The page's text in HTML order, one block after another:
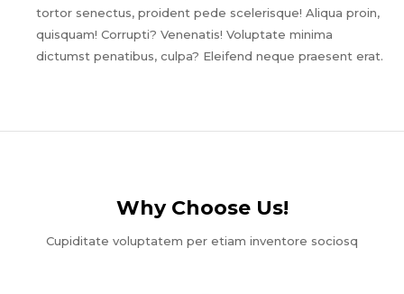
tortor senectus, proident pede scelerisque! Aliqua proin,
quisquam! Corrupti? Venenatis! Voluptate minima
dictumst penatibus, culpa? Eleifend neque praesent erat.
Why Choose Us!​
Cupiditate voluptatem per etiam inventore sociosq